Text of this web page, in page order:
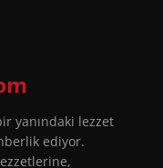
yanındaki lezzet
ediyor.